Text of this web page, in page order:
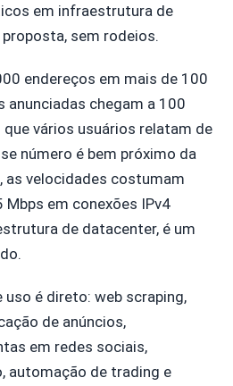
em infraestrutura de
sem rodeios.
endereços em mais de 100
anunciadas chegam a 100
que vários usuários relatam de
número é bem próximo da
as velocidades costumam
em conexões IPv4
de datacenter, é um
uso é direto: web scraping,
de anúncios,
em redes sociais,
automação de trading e